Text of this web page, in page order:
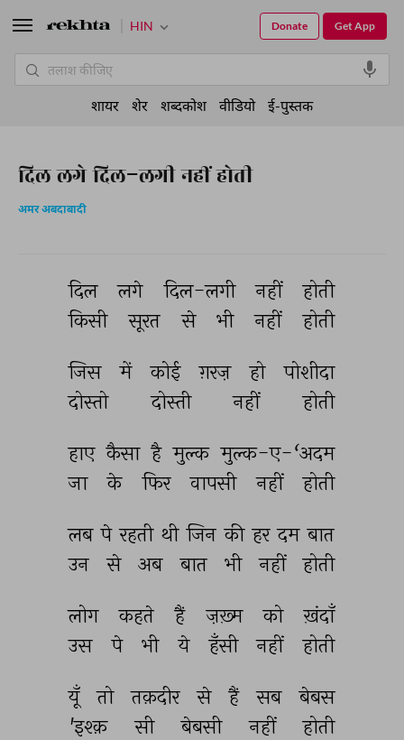
दिल लगे दिल-लगी नहीं होती
अमर अबदाबादी
दिल लगे दिल-लगी नहीं
होती
किसी
सूरत से भी नहीं होती
जिस में कोई ग़रज़ हो
पोशीदा
दोस्तो
दोस्ती नहीं होती
हाए कैसा है मुल्क मुल्क-ए-‘अदम
जा
के फिर वापसी नहीं होती
लब पे रहती थी जिन की हर दम बात
उन
से अब बात भी नहीं होती
लोग कहते हैं ज़ख़्म को
ख़ंदाँ
उस
पे भी ये हँसी नहीं होती
यूँ तो तक़दीर से हैं सब
बेबस
'इश्क़
सी बेबसी नहीं होती
HIN Get App
Donate
शायर शेर शब्दकोश वीडियो ई-पुस्तक